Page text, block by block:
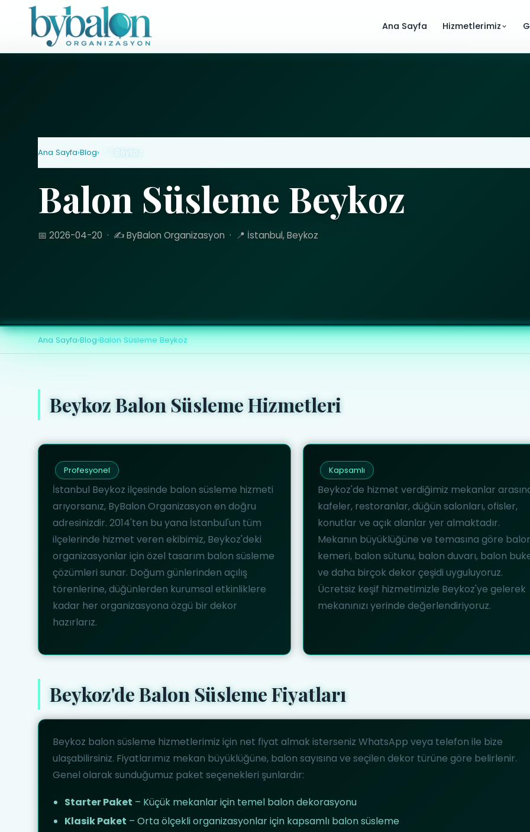
Ana Sayfa Hizmetlerimiz
Ana Sayfa›Blog› 🎈 Beykoz
Balon Süsleme Beykoz
📅 2026-04-20 · ✍️ ByBalon Organizasyon · 📍 İstanbul, Beykoz
Ana Sayfa›Blog›Balon Süsleme Beykoz
Beykoz Balon Süsleme Hizmetleri
Profesyonel
İstanbul Beykoz ilçesinde balon süsleme hizmeti
arıyorsanız, ByBalon Organizasyon en doğru
adresinizdir. 2014'ten bu yana İstanbul'un tüm
ilçelerinde hizmet veren ekibimiz, Beykoz'deki
organizasyonlar için özel tasarım balon süsleme
çözümleri sunar. Doğum günlerinden açılış
törenlerine, düğünlerden kurumsal etkinliklere
kadar her organizasyona özgü bir dekor
hazırlarız.
Kapsamlı
Beykoz'de hizmet verdiğimiz mekanlar
kafeler, restoranlar, düğün salonları, ofisler,
konutlar ve açık alanlar yer almaktadır.
Mekanın büyüklüğüne ve temasına göre
kemeri, balon sütunu, balon duvarı, balon
ve daha birçok dekor çeşidi uyguluyoruz.
Ücretsiz keşif hizmetimizle Beykoz'ye gelerek
mekanınızı yerinde değerlendiriyoruz.
Beykoz'de Balon Süsleme Fiyatları
Beykoz balon süsleme hizmetlerimiz için net fiyat almak isterseniz WhatsApp veya telefon ile bize
ulaşabilirsiniz. Fiyatlarımız mekan büyüklüğüne, balon sayısına ve seçilen dekor türüne göre belirlenir.
Genel olarak sunduğumuz paket seçenekleri şunlardır:
Starter Paket – Küçük mekanlar için temel balon dekorasyonu
Klasik Paket – Orta ölçekli organizasyonlar için kapsamlı balon süsleme